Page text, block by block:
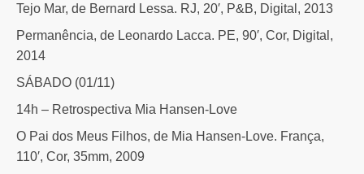
Tejo Mar, de Bernard Lessa. RJ, 20′, P&B, Digital, 2013
Permanência, de Leonardo Lacca. PE, 90′, Cor, Digital,
2014
SÁBADO (01/11)
14h – Retrospectiva Mia Hansen-Love
O Pai dos Meus Filhos, de Mia Hansen-Love. França,
110′, Cor, 35mm, 2009